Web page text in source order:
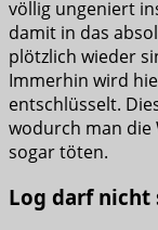
völlig ungeniert
damit in das
plötzlich wieder
Immerhin wird
entschlüsselt.
wodurch man die
sogar töten.
Log darf nicht